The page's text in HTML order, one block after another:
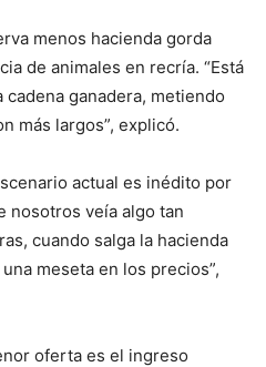
menos hacienda gorda
de animales en recría. “Está
ganadera, metiendo
más largos”, explicó.
actual es inédito por
nosotros veía algo tan
cuando salga la hacienda
meseta en los precios”,
oferta es el ingreso